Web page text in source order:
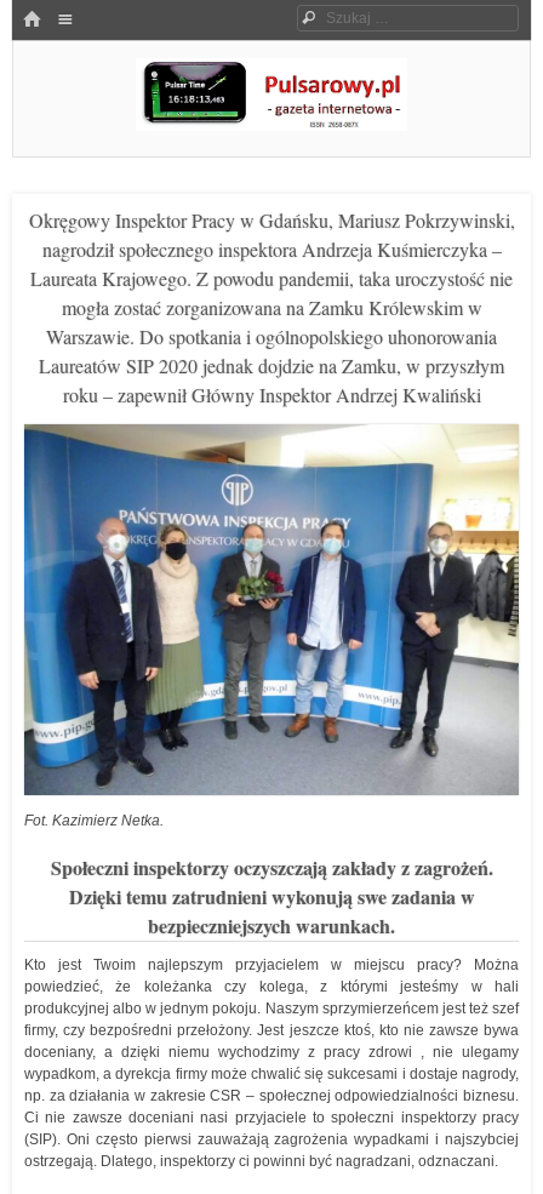
HOME Szukaj
Pulsarowy.pl
Okręgowy Inspektor Pracy w Gdańsku, Mariusz Pokrzywinski,
nagrodził społecznego inspektora Andrzeja Kuśmierczyka –
Laureata Krajowego. Z powodu pandemii, taka uroczystość nie
mogła zostać zorganizowana na Zamku Królewskim w
Warszawie. Do spotkania i ogólnopolskiego uhonorowania
Laureatów SIP 2020 jednak dojdzie na Zamku, w przyszłym
roku – zapewnił Główny Inspektor Andrzej Kwaliński
Fot. Kazimierz Netka.
Społeczni inspektorzy oczyszczają zakłady z zagrożeń.
Dzięki temu zatrudnieni wykonują swe zadania w
bezpieczniejszych warunkach.
Kto jest Twoim najlepszym przyjacielem w miejscu pracy? Można
powiedzieć, że koleżanka czy kolega, z którymi jesteśmy w hali
produkcyjnej albo w jednym pokoju. Naszym sprzymierzeńcem jest też szef
firmy, czy bezpośredni przełożony. Jest jeszcze ktoś, kto nie zawsze bywa
doceniany, a dzięki niemu wychodzimy z pracy zdrowi , nie ulegamy
wypadkom, a dyrekcja firmy może chwalić się sukcesami i dostaje nagrody,
np. za działania w zakresie CSR – społecznej odpowiedzialności biznesu.
Ci nie zawsze doceniani nasi przyjaciele to społeczni inspektorzy pracy
(SIP). Oni często pierwsi zauważają zagrożenia wypadkami i najszybciej
ostrzegają. Dlatego, inspektorzy ci powinni być nagradzani, odznaczani.